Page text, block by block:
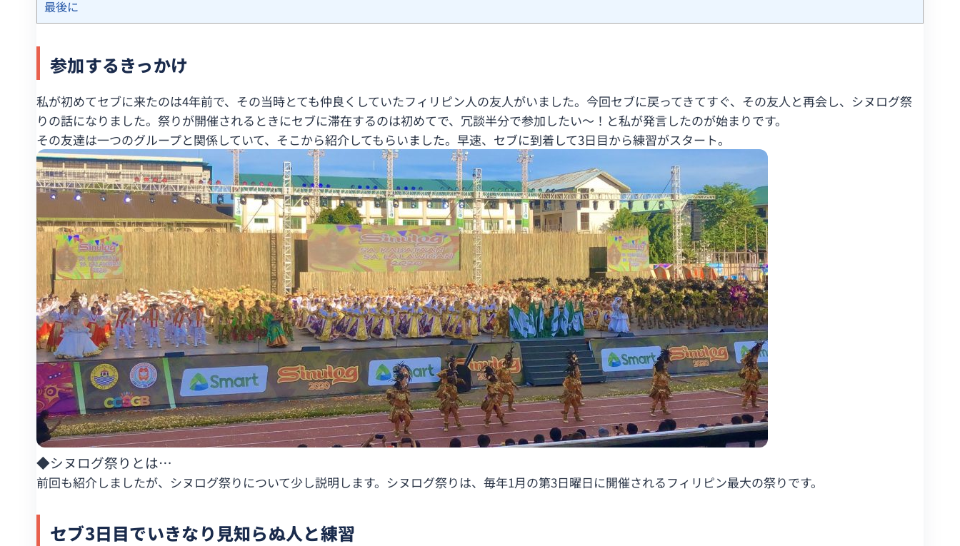
最後に
参加するきっかけ
私が初めてセブに来たのは4年前で、その当時とても仲良くしていたフィリピン人の友人がいました。今回セブに戻ってきてすぐ、その友人と再会し、シヌログ祭
りの話になりました。祭りが開催されるときにセブに滞在するのは初めてで、冗談半分で参加したい～！と私が発言したのが始まりです。
その友達は一つのグループと関係していて、そこから紹介してもらいました。早速、セブに到着して3日目から練習がスタート。
◆シヌログ祭りとは…
前回も紹介しましたが、シヌログ祭りについて少し説明します。シヌログ祭りは、毎年1月の第3日曜日に開催されるフィリピン最大の祭りです。
セブ3日目でいきなり見知らぬ人と練習